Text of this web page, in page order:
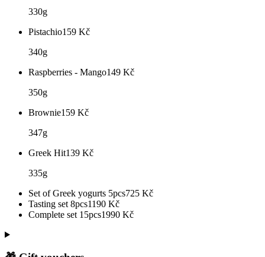
330g
Pistachio159 Kč
340g
Raspberries - Mango149 Kč
350g
Brownie159 Kč
347g
Greek Hit139 Kč
335g
Set of Greek yogurts 5pcs725 Kč
Tasting set 8pcs1190 Kč
Complete set 15pcs1990 Kč